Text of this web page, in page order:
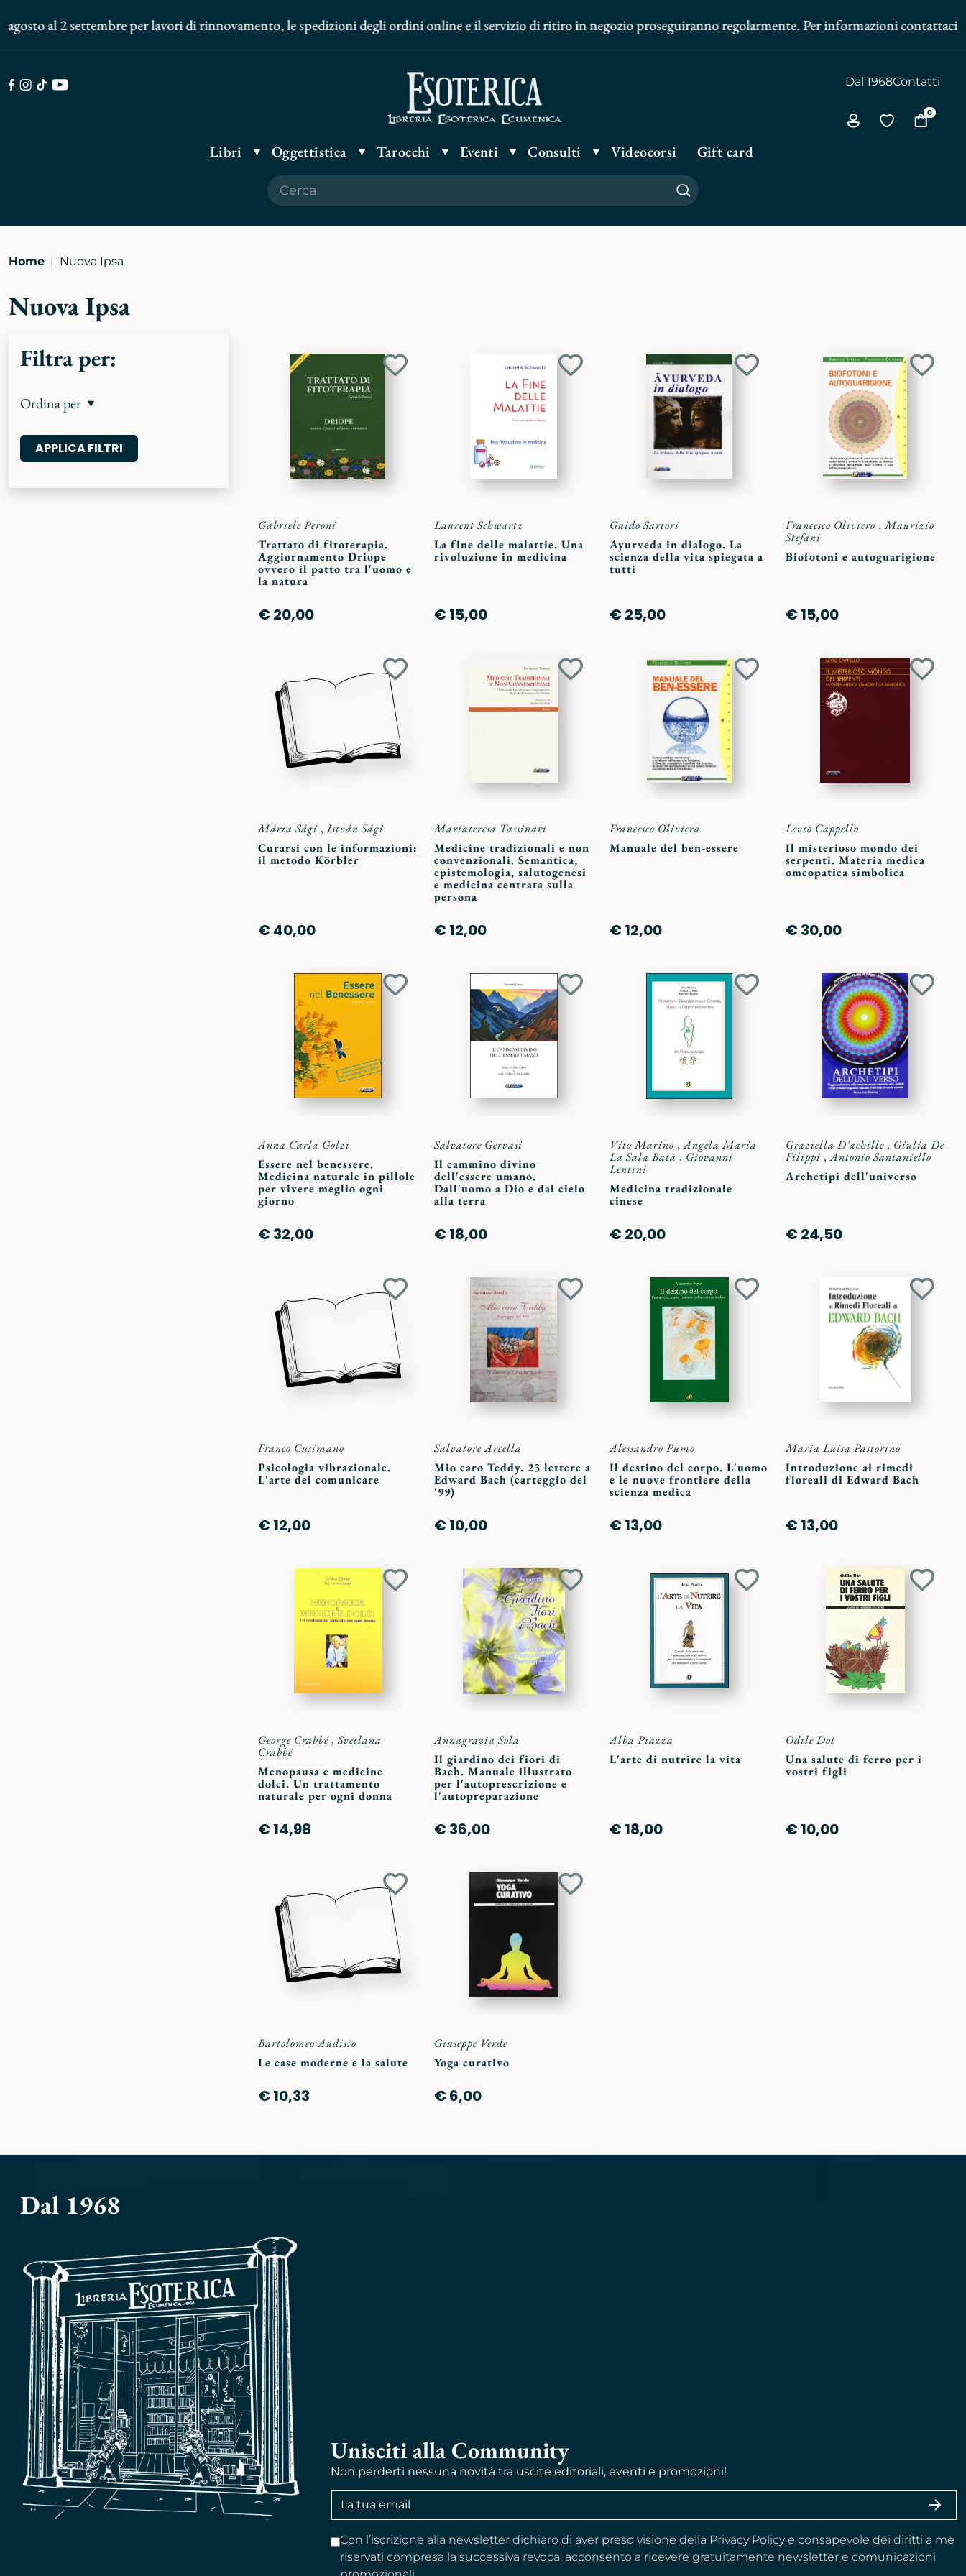
al 2 settembre per lavori di rinnovamento, le spedizioni degli ordini online e il servizio di ritiro in negozio proseguiranno regolarmente. Per informazioni contattaci al
Dal 1968Contatti
Via
Vai
Vai
0
Libri Oggettistica Tarocchi Eventi Consulti Videocorsi Gift card
Cerca
Home Nuova Ipsa
Nuova Ipsa
Filtra per:
Ordina per
Aggiungi
Gabriele Peroni
Trattato di fitoterapia.
Aggiornamento Driope
ovvero il patto tra l'uomo e
la natura
€ 20,00
Aggiungi
Laurent Schwartz
La fine delle malattie. Una
rivoluzione in medicina
€ 15,00
Aggiungi
Guido Sartori
Ayurveda in dialogo. La
scienza della vita spiegata a
tutti
€ 25,00
Francesco Oliviero ,Maurizio
Stefani
Biofotoni e autoguarigione
€ 15,00
Aggiungi
preferiti
Mária Sági , István Sági
Curarsi con le informazioni:
il metodo Körbler
€ 40,00
Aggiungi
Mariateresa Tassinari
Medicine tradizionali e non
convenzionali. Semantica,
epistemologia, salutogenesi
e medicina centrata sulla
persona
€ 12,00
Aggiungi
Francesco Oliviero
Manuale del ben-essere
€ 12,00
Levio Cappello
Il misterioso mondo dei
serpenti. Materia medica
omeopatica simbolica
€ 30,00
Aggiungi
Anna Carla Golzi
Essere nel benessere.
Medicina naturale in pillole
per vivere meglio ogni
giorno
€ 32,00
Aggiungi
Salvatore Gervasi
Il cammino divino
dell'essere umano.
Dall'uomo a Dio e dal cielo
alla terra
€ 18,00
Aggiungi
Vito Marino ,Angela Maria
La Sala Batà , Giovanni
Lentini
Medicina tradizionale
cinese
€ 20,00
Graziella D'achille , Giulia De
Filippi ,Antonio Santaniello
Archetipi dell'universo
€ 24,50
Aggiungi
preferiti
Franco Cusimano
Psicologia vibrazionale.
L'arte del comunicare
€ 12,00
Aggiungi
Salvatore Arcella
Mio caro Teddy. 23 lettere a
Edward Bach (carteggio del
'99)
€ 10,00
Aggiungi
Alessandro Pumo
Il destino del corpo. L'uomo
e le nuove frontiere della
scienza medica
€ 13,00
Maria Luisa Pastorino
Introduzione ai rimedi
floreali di Edward Bach
€ 13,00
Aggiungi
George Crabbé,Svetlana
Crabbé
Menopausa e medicine
dolci. Un trattamento
naturale per ogni donna
€ 14,98
Aggiungi
Annagrazia Sola
Il giardino dei fiori di
Bach. Manuale illustrato
per l'autoprescrizione e
l'autopreparazione
€ 36,00
Aggiungi
Alba Piazza
L'arte di nutrire la vita
€ 18,00
Odile Dot
Una salute di ferro per i
vostri figli
€ 10,00
Aggiungi
preferiti
Bartolomeo Audisio
Le case moderne e la salute
€ 10,33
Aggiungi
Giuseppe Verde
Yoga curativo
€ 6,00
Dal 1968
Unisciti alla Community
Non perderti nessuna novità tra uscite editoriali, eventi e promozioni!
Indirizzo
email
Con l’iscrizione alla newsletter dichiaro di aver preso visione della Privacy Policy e consapevole dei diritti a me
riservati compresa la successiva revoca, acconsento a ricevere gratuitamente newsletter e comunicazioni